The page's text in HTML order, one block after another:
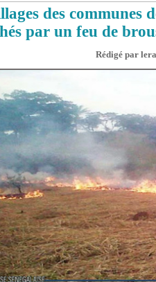
des communes
par un feu de
Rédigé par